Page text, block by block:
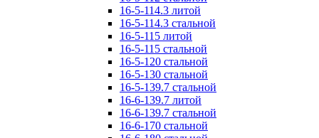
16-5-114.3 литой
16-5-114.3 стальной
16-5-115 литой
16-5-115 стальной
16-5-120 стальной
16-5-130 стальной
16-5-139.7 стальной
16-6-139.7 литой
16-6-139.7 стальной
16-6-170 стальной